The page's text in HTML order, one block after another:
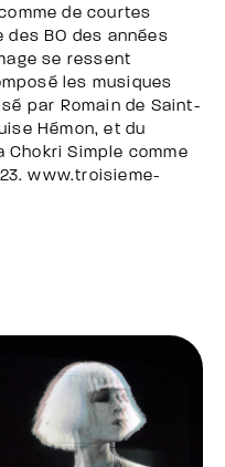
de courtes
des BO des années
se ressent
les musiques
par Romain de Saint-
Hémon, et du
Chokri Simple comme
www.troisieme-